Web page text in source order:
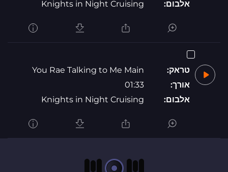
אלבום:
Knights in Night Cruising
טראק:
You Rae Talking to Me Main
אורך:
01:33
אלבום:
Knights in Night Cruising